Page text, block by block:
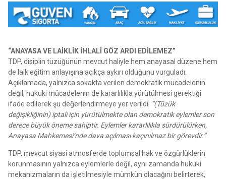
“ANAYASA VE LAİKLİK İHLALİ GÖZ ARDI EDİLEMEZ”
TDP, disiplin tüzüğünün mevcut haliyle hem anayasal düzene hem
de laik eğitim anlayışına açıkça aykırı olduğunu vurguladı.
Açıklamada, yalnızca sokakta verilen demokratik mücadelenin
değil, hukuki mücadelenin de kararlılıkla yürütülmesi gerektiği
ifade edilerek şu değerlendirmeye yer verildi: “(Tüzük
değişikliğinin) iptali için yürütülmekte olan demokratik eylemler son
derece büyük öneme sahiptir. Eylemler kararlılıkla sürdürülürken,
Anayasa Mahkemesi’nde dava açılması kaçınılmaz bir görevdir.”
TDP, mevcut siyasi atmosferde toplumsal hak ve özgürlüklerin
korunmasının yalnızca eylemlerle değil, aynı zamanda hukuki
mekanizmaların da işletilmesiyle mümkün olacağını belirterek,